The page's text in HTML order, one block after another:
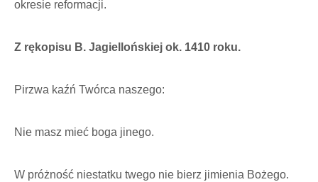
okresie reformacji.
Z rękopisu B. Jagiellońskiej ok. 1410 roku.
Pirzwa kaźń Twórca naszego:
Nie masz mieć boga jinego.
W próżność niestatku twego nie bierz jimienia Bożego.